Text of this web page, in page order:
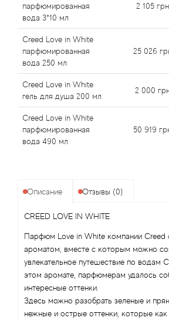
парфюмированная
вода 3*10 мл
2 105 грн
Creed Love in White
парфюмированная
вода 250 мл
25 026
Creed Love in White
гель для душа 200 мл
2 000
Creed Love in White
парфюмированная
вода 490 мл
50 919
Описание Отзывы (0)
CREED LOVE IN WHITE
Парфюм Love in White компании Creed
ароматом, вместе с которым можно
увлекательное путешествие по водам
этом аромате, парфюмерам удалось
интересные оттенки.
Здесь можно разобрать зеленые и
нежные и острые оттенки, которые
Andre L'Arom
Angel Schlesser
Anima Mundi
Anna Sui
Annayake
Annick Goutal
Antonia's Flowers
Antonio Banderas
Antonio Puig
Antonio Visconti